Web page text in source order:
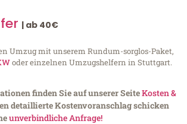
| ab 40€
Umzug mit unserem Rundum-sorglos-Paket,
oder einzelnen Umzugshelfern in Stuttgart.
finden Sie auf unserer SeiteKosten &
detaillierte Kostenvoranschlag schicken
unverbindliche Anfrage!